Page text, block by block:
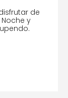
de
y